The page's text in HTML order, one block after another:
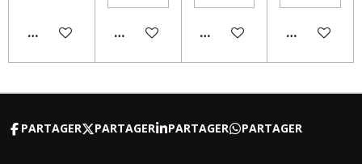
AJOUTER AU PANIERAJOUTER AU PANIERM'AVERTIR SI DISPONIBLE
AJOUTER
PARTAGER PARTAGER PARTAGER PARTAGER